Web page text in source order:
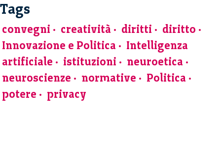
Tags
convegni creatività diritti
diritto
Innovazione e Politica
Intelligenza
artificiale
istituzioni
neuroetica
neuroscienze
normative
Politica
potere
privacy